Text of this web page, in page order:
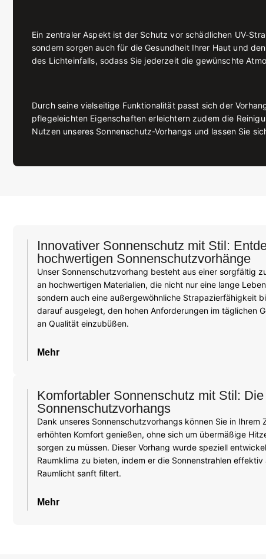
Ein zentraler Aspekt ist der Schutz vor schädlichen UV-
sondern sorgen auch für die Gesundheit Ihrer Haut und
des Lichteinfalls, sodass Sie jederzeit die gewünschte
Durch seine vielseitige Funktionalität passt sich der
pflegeleichten Eigenschaften erleichtern zudem die
Nutzen unseres Sonnenschutz-Vorhangs und lassen Sie
Innovativer Sonnenschutz mit Stil:
hochwertigen Sonnenschutzvorhänge
Unser Sonnenschutzvorhang besteht aus einer sorgfältig
an hochwertigen Materialien, die nicht nur eine lange
sondern auch eine außergewöhnliche Strapazierfähigkeit
darauf ausgelegt, den hohen Anforderungen im täglichen
an Qualität einzubüßen.
Mehr
Komfortabler Sonnenschutz mit Stil:
Sonnenschutzvorhangs
Dank unseres Sonnenschutzvorhangs können Sie in Ihrem
erhöhten Komfort genießen, ohne sich um übermäßige
sorgen zu müssen. Dieser Vorhang wurde speziell
Raumklima zu bieten, indem er die Sonnenstrahlen
Raumlicht sanft filtert.
Mehr